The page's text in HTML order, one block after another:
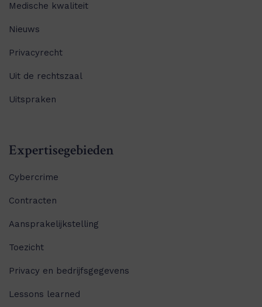
Medische kwaliteit
Nieuws
Privacyrecht
Uit de rechtszaal
Uitspraken
Expertisegebieden
Cybercrime
Contracten
Aansprakelijkstelling
Toezicht
Privacy en bedrijfsgegevens
Lessons learned